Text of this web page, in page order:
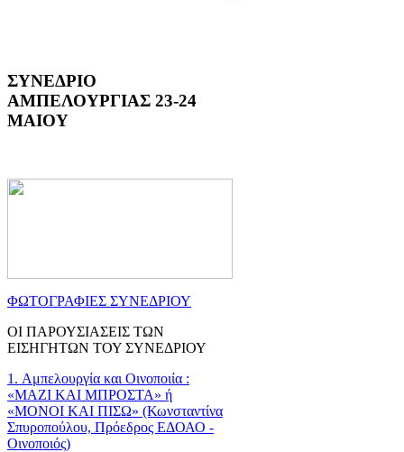
ΣΥΝΕΔΡΙΟ
ΑΜΠΕΛΟΥΡΓΙΑΣ 23-24
ΜΑΙΟΥ
ΦΩΤΟΓΡΑΦΙΕΣ ΣΥΝΕΔΡΙΟΥ
ΟΙ ΠΑΡΟΥΣΙΑΣΕΙΣ ΤΩΝ
ΕΙΣΗΓΗΤΩΝ ΤΟΥ ΣΥΝΕΔΡΙΟΥ
1. Αμπελουργία και Οινοποιία :
«ΜΑΖΙ ΚΑΙ ΜΠΡΟΣΤΑ» ή
«ΜΟΝΟΙ ΚΑΙ ΠΙΣΩ» (Κωνσταντίνα
Σπυροπούλου, Πρόεδρος ΕΔΟΑΟ -
Οινοποιός)